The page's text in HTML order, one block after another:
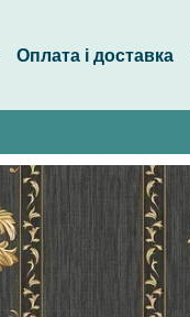
Оплата і доставка